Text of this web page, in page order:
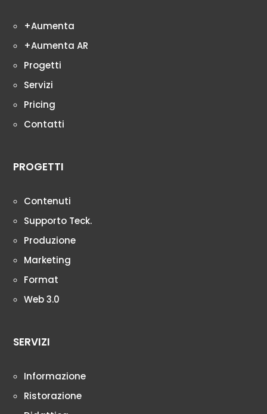
+Aumenta
+Aumenta AR
Progetti
Servizi
Pricing
Contatti
PROGETTI
Contenuti
Supporto Teck.
Produzione
Marketing
Format
Web 3.0
SERVIZI
Informazione
Ristorazione